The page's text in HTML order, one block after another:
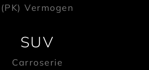
(PK) Vermogen
SUV
Carroserie